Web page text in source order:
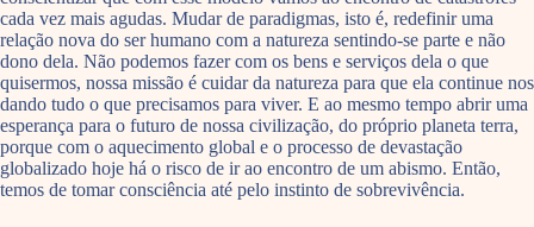
cada vez mais agudas. Mudar de paradigmas, isto é, redefinir uma
relação nova do ser humano com a natureza sentindo-se parte e não
dono dela. Não podemos fazer com os bens e serviços dela o que
quisermos, nossa missão é cuidar da natureza para que ela continue nos
dando tudo o que precisamos para viver. E ao mesmo tempo abrir uma
esperança para o futuro de nossa civilização, do próprio planeta terra,
porque com o aquecimento global e o processo de devastação
globalizado hoje há o risco de ir ao encontro de um abismo. Então,
temos de tomar consciência até pelo instinto de sobrevivência.